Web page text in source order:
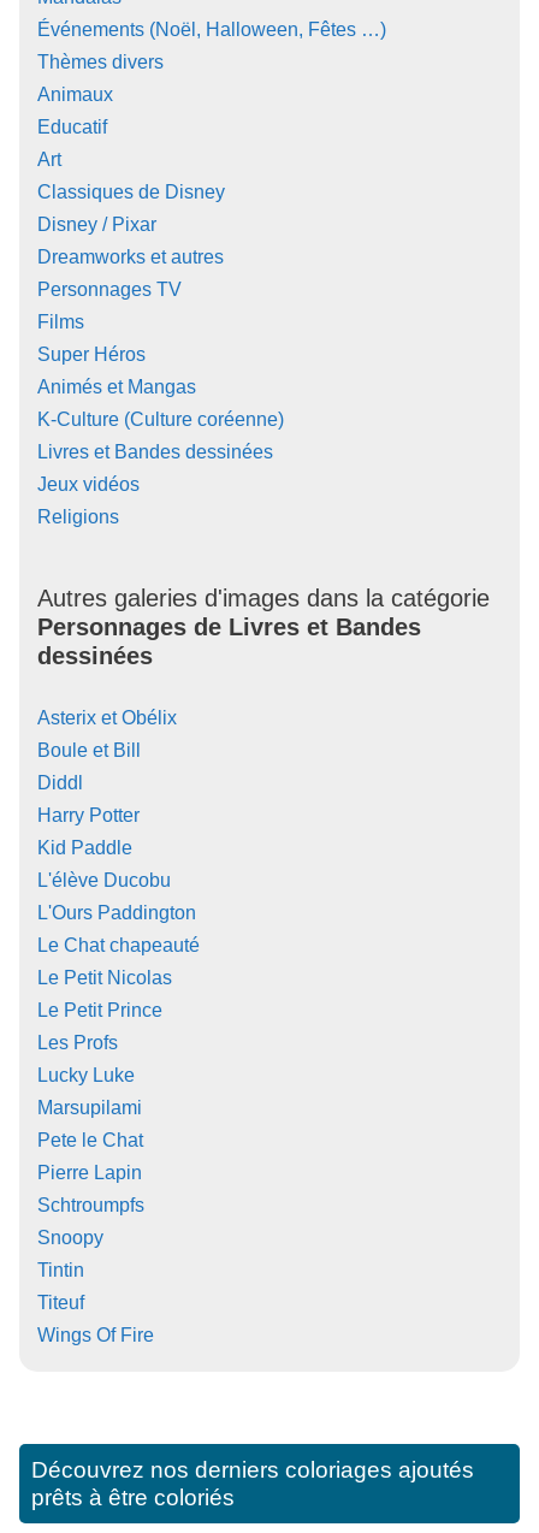
Événements (Noël, Halloween, Fêtes …)
Thèmes divers
Animaux
Educatif
Art
Classiques de Disney
Disney / Pixar
Dreamworks et autres
Personnages TV
Films
Super Héros
Animés et Mangas
K-Culture (Culture coréenne)
Livres et Bandes dessinées
Jeux vidéos
Religions
Autres galeries d'images dans la catégorie
Personnages de Livres et Bandes
dessinées
Asterix et Obélix
Boule et Bill
Diddl
Harry Potter
Kid Paddle
L'élève Ducobu
L'Ours Paddington
Le Chat chapeauté
Le Petit Nicolas
Le Petit Prince
Les Profs
Lucky Luke
Marsupilami
Pete le Chat
Pierre Lapin
Schtroumpfs
Snoopy
Tintin
Titeuf
Wings Of Fire
Découvrez nos derniers coloriages ajoutés
prêts à être coloriés